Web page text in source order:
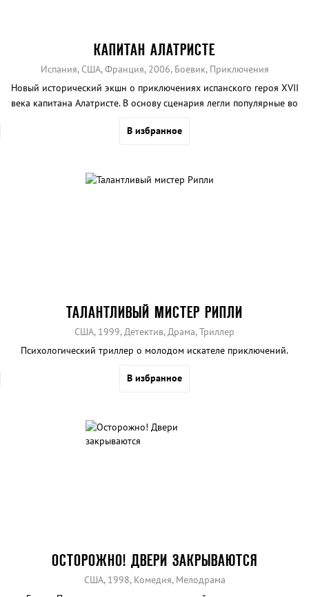
КАПИТАН АЛАТРИСТЕ
Испания, США, Франция, 2006, Боевик, Приключения
Новый исторический экшн о приключениях испанского героя XVII
века капитана Алатристе. В основу сценария легли популярные во
В избранное
ТАЛАНТЛИВЫЙ МИСТЕР РИПЛИ
США, 1999, Детектив, Драма, Триллер
Психологический триллер о молодом искателе приключений.
В избранное
ОСТОРОЖНО! ДВЕРИ ЗАКРЫВАЮТСЯ
США, 1998, Комедия, Мелодрама